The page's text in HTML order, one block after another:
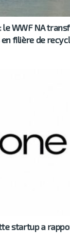
le WWF NA
filière de
startup a